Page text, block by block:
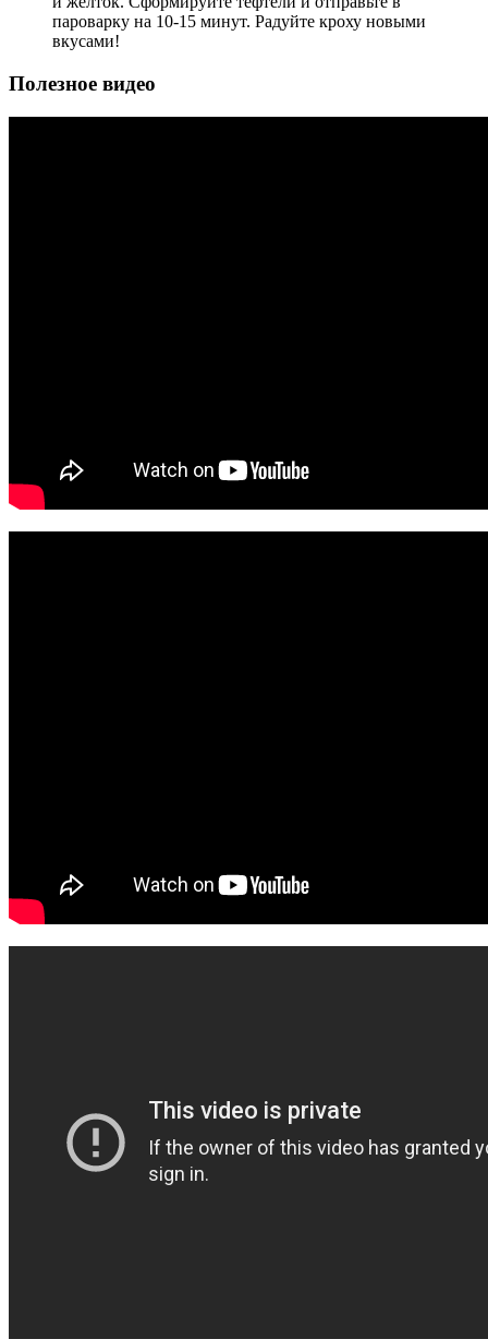
пароварку на 10-15 минут. Радуйте кроху новыми
вкусами!
Полезное видео